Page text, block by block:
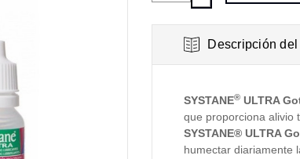
CANTIDAD:
Descripción
SYSTANE® ULTRA
que proporciona alivio
SYSTANE® ULTRA
humectar diariamente